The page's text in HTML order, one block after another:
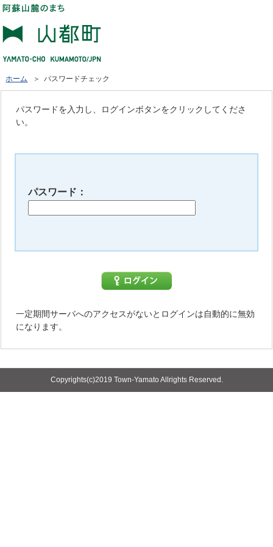
ホーム ＞ パスワードチェック
パスワードを入力し、ログインボタンをクリックしてくださ
い。
パスワード：
一定期間サーバへのアクセスがないとログインは自動的に無効
になります。
Copyrights(c)2019 Town-Yamato Allrights Reserved.